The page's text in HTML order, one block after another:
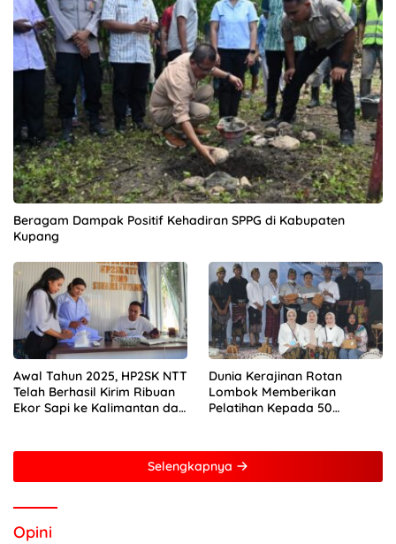
Beragam Dampak Positif Kehadiran SPPG di Kabupaten
Kupang
Awal Tahun 2025, HP2SK NTT
Telah Berhasil Kirim Ribuan
Ekor Sapi ke Kalimantan dan
Dunia Kerajinan Rotan
Lombok Memberikan
Pelatihan Kepada 50
Young Frenuer 2024
Selengkapnya
Opini